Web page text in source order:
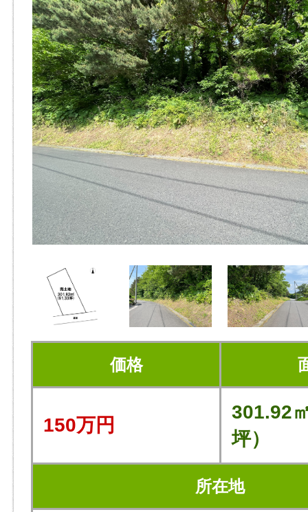
価格
150万円
301.92
坪）
所在地